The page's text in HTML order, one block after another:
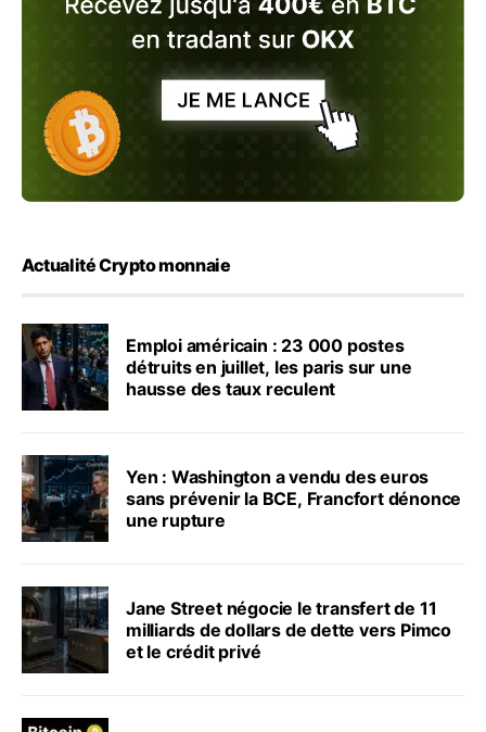
Actualité Crypto monnaie
Emploi américain : 23 000 postes
détruits en juillet, les paris sur une
hausse des taux reculent
Yen : Washington a vendu des euros
sans prévenir la BCE, Francfort dénonce
une rupture
Jane Street négocie le transfert de 11
milliards de dollars de dette vers Pimco
et le crédit privé